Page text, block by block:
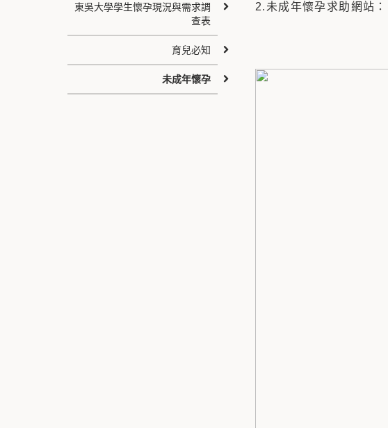
2.未成年懷孕求助網站：
東吳大學學生懷孕現況與需求調
查表
育兒必知
未成年懷孕